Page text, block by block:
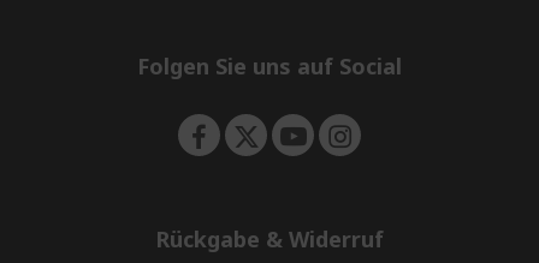
e
Folgen Sie uns auf Social
Rückgabe & Widerruf